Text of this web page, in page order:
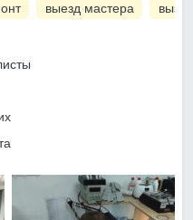
выезд мастера